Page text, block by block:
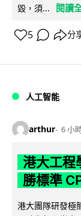
毀，須...
閱讀
5 分
人工智能
arthur 6 小
港大工程
勝標準
港大團隊研發極